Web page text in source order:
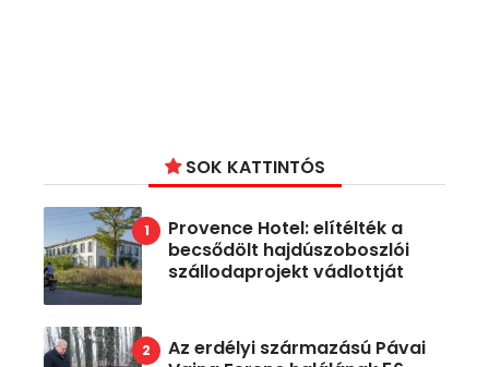
SOK KATTINTÓS
Provence Hotel: elítélték a
becsődölt hajdúszoboszlói
szállodaprojekt vádlottját
Az erdélyi származású Pávai